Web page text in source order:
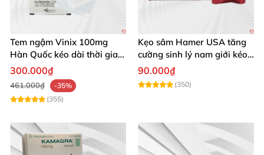
Tem ngậm Vinix 100mg
Hàn Quốc kéo dài thời gian
quan hệ nam giới
300.000₫
461.000₫
-35%
(355)
Kẹo sâm Hamer USA tăng
cường sinh lý nam giới kéo
dài
90.000₫
(350)